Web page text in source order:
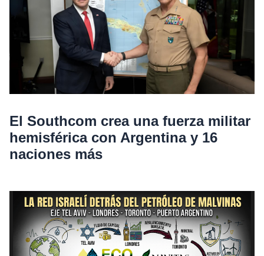
El Southcom crea una fuerza militar
hemisférica con Argentina y 16
naciones más